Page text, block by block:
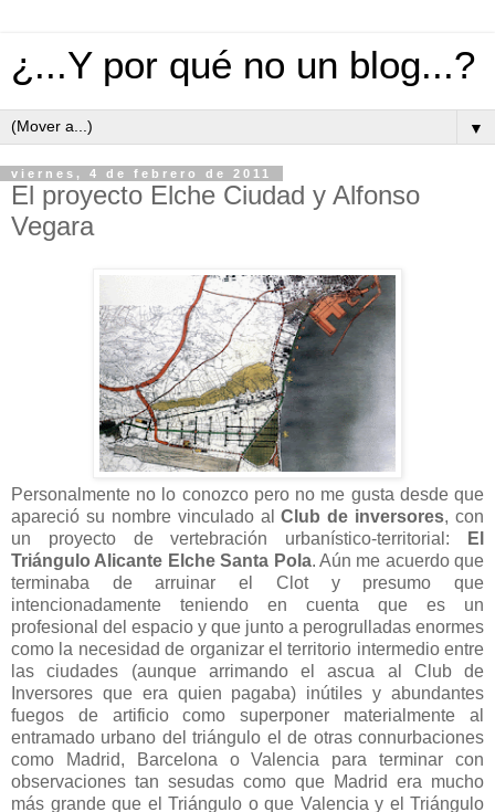
¿...Y por qué no un blog...?
▼
viernes, 4 de febrero de 2011
El proyecto Elche Ciudad y Alfonso
Vegara
Personalmente no lo conozco pero no me gusta desde que
apareció su nombre vinculado alClub de inversores, con
un proyecto de vertebración urbanístico-territorial:
El
Triángulo Alicante Elche Santa Pola. Aún me acuerdo que
terminaba de arruinar el Clot y presumo que
intencionadamente teniendo en cuenta que es un
profesional del espacio y que junto a perogrulladas enormes
como la necesidad de organizar el territorio intermedio entre
las ciudades (aunque arrimando el ascua al Club de
Inversores que era quien pagaba) inútiles y abundantes
fuegos de artificio como superponer materialmente al
entramado urbano del triángulo el de otras connurbaciones
como Madrid, Barcelona o Valencia para terminar con
observaciones tan sesudas como que Madrid era mucho
más grande que el Triángulo o que Valencia y el Triángulo